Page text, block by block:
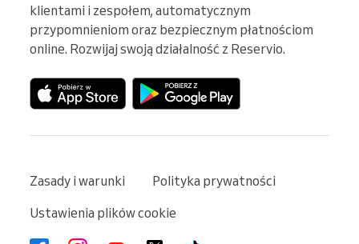
klientami i zespołem, automatycznym
przypomnieniom oraz bezpiecznym płatnościom
online. Rozwijaj swoją działalność z Reservio.
Zasady i warunki
Polityka prywatności
Ustawienia plików cookie